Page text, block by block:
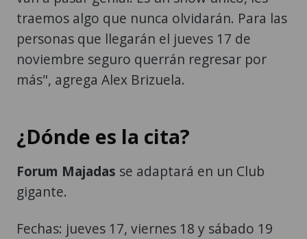
traemos algo que nunca olvidarán. Para las
personas que llegarán el jueves 17 de
noviembre seguro querrán regresar por
más", agrega Alex Brizuela.
¿Dónde es la cita?
Forum Majadas se adaptará en un Club
gigante.
Fechas: jueves 17, viernes 18 y sábado 19